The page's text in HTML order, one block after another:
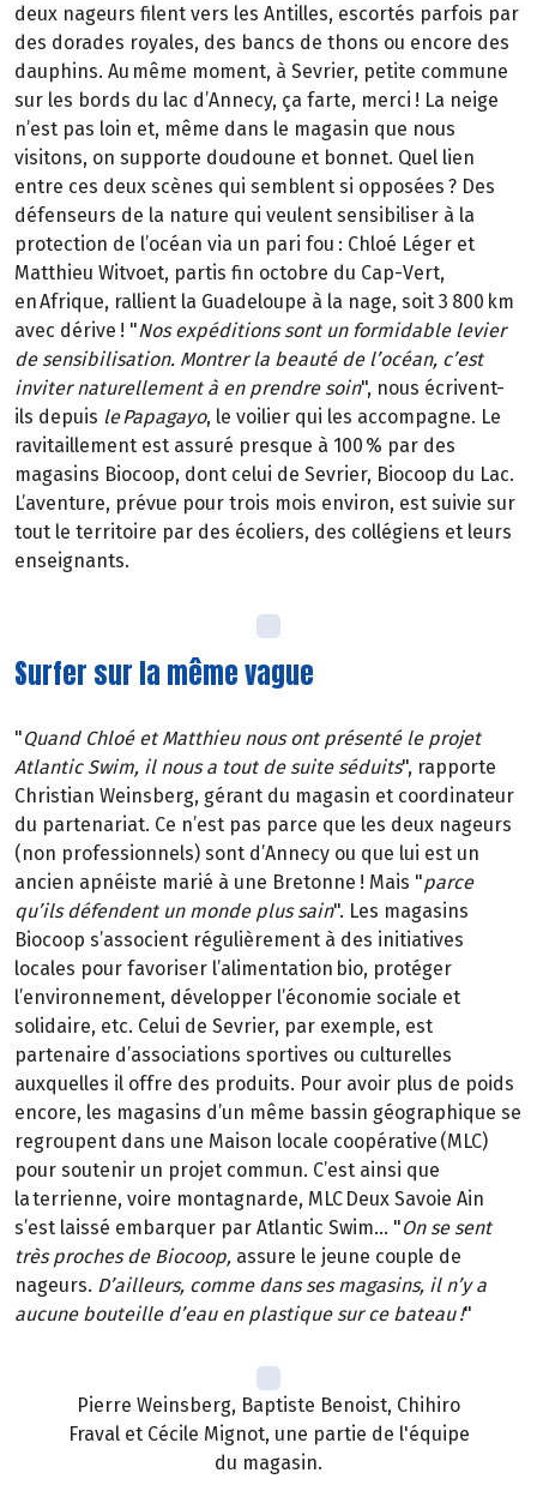
deux nageurs filent vers les Antilles, escortés parfois par
des dorades royales, des bancs de thons ou encore des
dauphins. Au même moment, à Sevrier, petite commune
sur les bords du lac d’Annecy, ça farte, merci ! La neige
n’est pas loin et, même dans le magasin que nous
visitons, on supporte doudoune et bonnet. Quel lien
entre ces deux scènes qui semblent si opposées ? Des
défenseurs de la nature qui veulent sensibiliser à la
protection de l’océan via un pari fou : Chloé Léger et
Matthieu Witvoet, partis fin octobre du Cap-Vert,
en Afrique, rallient la Guadeloupe à la nage, soit 3 800 km
avec dérive ! "Nos expéditions sont un formidable levier
de sensibilisation. Montrer la beauté de l’océan, c’est
inviter naturellement à en prendre soin", nous écrivent-
ils depuis le Papagayo, le voilier qui les accompagne. Le
ravitaillement est assuré presque à 100 % par des
magasins Biocoop, dont celui de Sevrier, Biocoop du Lac.
L’aventure, prévue pour trois mois environ, est suivie sur
tout le territoire par des écoliers, des collégiens et leurs
enseignants.
Surfer sur la même vague
"Quand Chloé et Matthieu nous ont présenté le projet
Atlantic Swim, il nous a tout de suite séduits", rapporte
Christian Weinsberg, gérant du magasin et coordinateur
du partenariat. Ce n’est pas parce que les deux nageurs
(non professionnels) sont d’Annecy ou que lui est un
ancien apnéiste marié à une Bretonne ! Mais "parce
qu’ils défendent un monde plus sain". Les magasins
Biocoop s’associent régulièrement à des initiatives
locales pour favoriser l’alimentation bio, protéger
l’environnement, développer l’économie sociale et
solidaire, etc. Celui de Sevrier, par exemple, est
partenaire d’associations sportives ou culturelles
auxquelles il offre des produits. Pour avoir plus de poids
encore, les magasins d’un même bassin géographique se
regroupent dans une Maison locale coopérative (MLC)
pour soutenir un projet commun. C’est ainsi que
la terrienne, voire montagnarde, MLC Deux Savoie Ain
s’est laissé embarquer par Atlantic Swim… "On se sent
très proches de Biocoop, assure le jeune couple de
nageurs. D’ailleurs, comme dans ses magasins, il n’y a
aucune bouteille d’eau en plastique sur ce bateau !"
Pierre Weinsberg, Baptiste Benoist, Chihiro
Fraval et Cécile Mignot, une partie de l'équipe
du magasin.